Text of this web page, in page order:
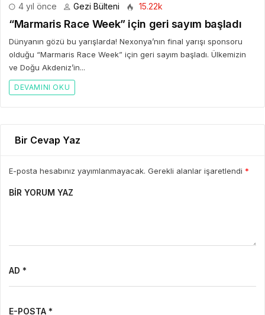
4 yıl önce Gezi Bülteni 15.22k
“Marmaris Race Week” için geri sayım başladı
Dünyanın gözü bu yarışlarda! Nexonya’nın final yarışı sponsoru
olduğu “Marmaris Race Week” için geri sayım başladı. Ülkemizin
ve Doğu Akdeniz’in...
DEVAMINI OKU
Bir Cevap Yaz
E-posta hesabınız yayımlanmayacak. Gerekli alanlar işaretlendi *
BIR YORUM YAZ
AD *
E-POSTA *